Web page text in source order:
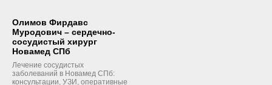
Олимов Фирдавс
Муродович – сердечно-
сосудистый хирург
Новамед СПб
Лечение сосудистых
заболеваний в Новамед СПб:
консультации, УЗИ, оперативные